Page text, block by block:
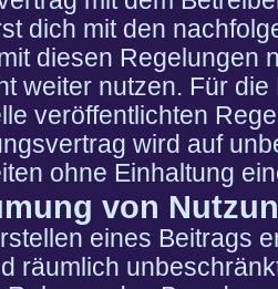
dich mit den
diesen Regelungen
weiter nutzen. Für
veröffentlichten
wird auf
ohne Einhaltung
von
eines Beitrags
räumlich